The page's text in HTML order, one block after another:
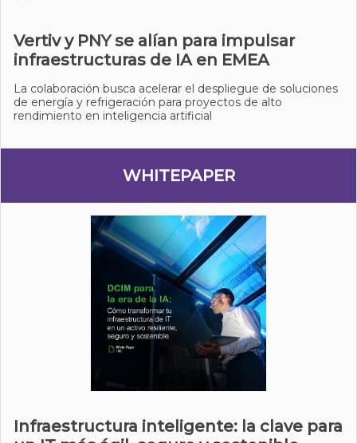
Vertiv y PNY se alían para impulsar
infraestructuras de IA en EMEA
La colaboración busca acelerar el despliegue de soluciones
de energía y refrigeración para proyectos de alto
rendimiento en inteligencia artificial
WHITEPAPER
Infraestructura inteligente: la clave para